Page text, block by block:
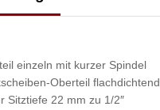
einzeln mit kurzer Spindel
Oberteil flachdichtend
Sitztiefe 22 mm zu 1/2″